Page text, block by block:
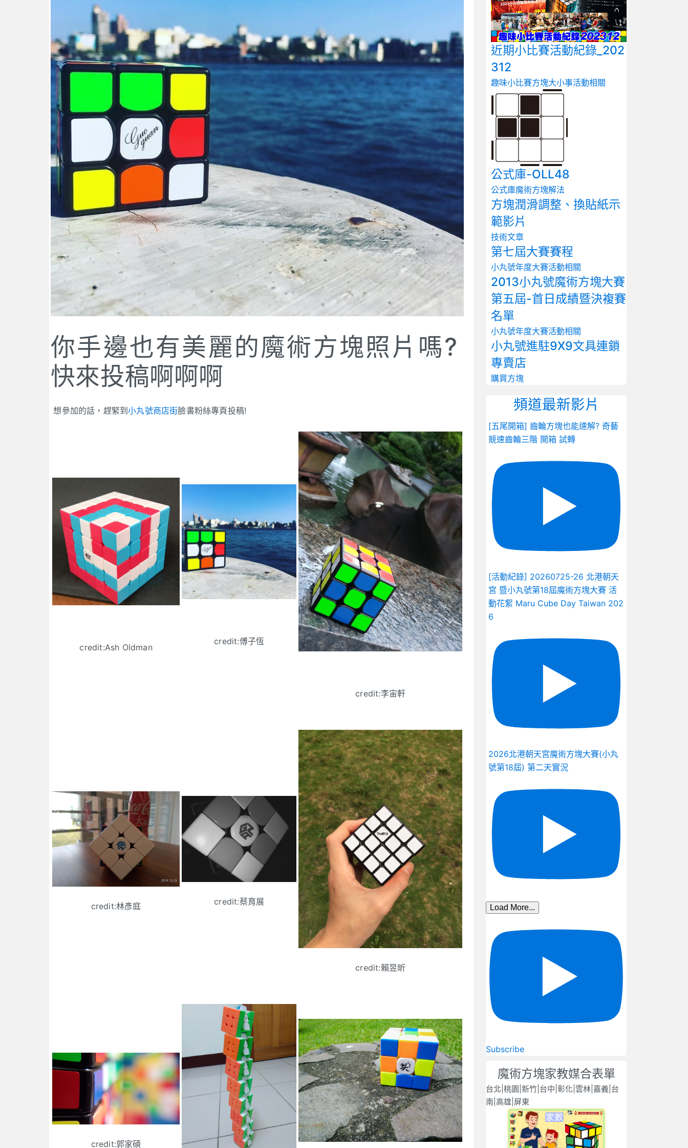
你手邊也有美麗的魔術方塊照片嗎?
快來投稿啊啊啊
想參加的話，趕緊到小丸號商店街臉書粉絲專頁投稿!
credit:Ash Oldman
credit:傅子恆
credit:李宙軒
credit:林彥庭 credit:蔡育展
credit:賴昱昕
credit:郭家碩
近期小比賽活動紀錄_202
312
趣味小比賽方塊大小事活動相關
公式庫-OLL48
公式庫魔術方塊解法
方塊潤滑調整、換貼紙示
範影片
技術文章
第七屆大賽賽程
小丸號年度大賽活動相關
2013小丸號魔術方塊大賽
第五屆-首日成績暨決複賽
名單
小丸號年度大賽活動相關
小丸號進駐9X9文具連鎖
專賣店
購買方塊
頻道最新影片
[五尾開箱] 齒輪方塊也能速解? 奇藝
競速齒輪三階 開箱 試轉
[活動紀錄] 20260725-26 北港朝天
宮 暨小丸號第18屆魔術方塊大賽 活
動花絮 Maru Cube Day Taiwan 202
6
2026北港朝天宮魔術方塊大賽(小丸
號第18屆) 第二天實況
Load More...
Subscribe
魔術方塊家教媒合表單
台北|桃園|新竹|台中|彰化|雲林|嘉義|台
南|高雄|屏東